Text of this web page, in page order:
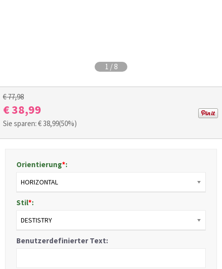
1 / 8
€ 77,98
€ 38,99
Sie sparen: €38,99(50%)
Orientierung*:
HORIZONTAL
Stil*:
DESTISTRY
Benutzerdefinierter Text: